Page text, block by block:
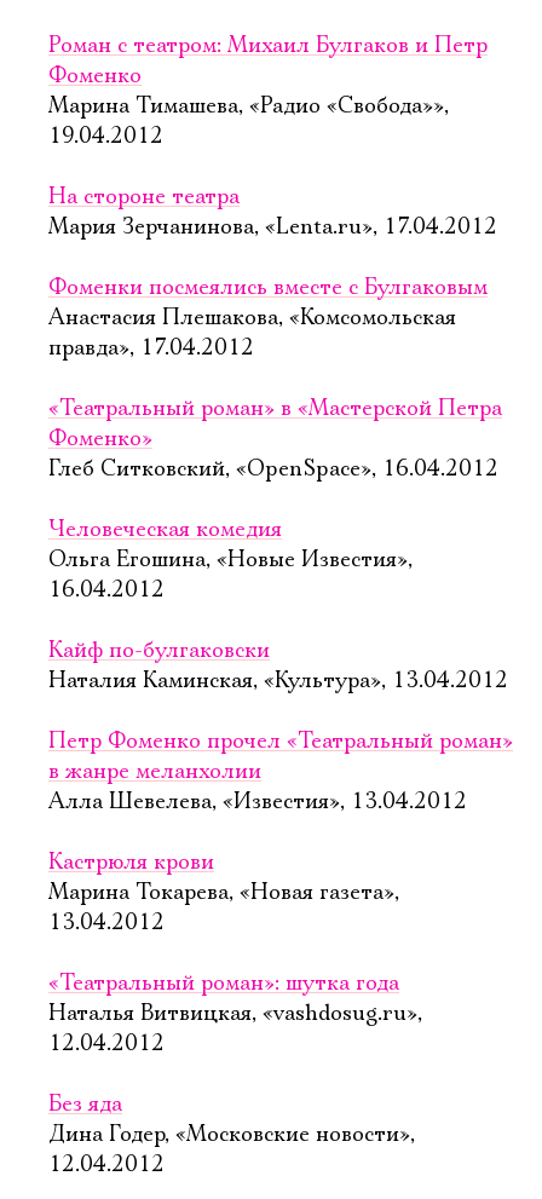
Роман с театром: Михаил Булгаков и Петр
Фоменко
Марина Тимашева, «Радио «Свобода»»,
19.04.2012
На стороне театра
Мария Зерчанинова, «Lenta.ru», 17.04.2012
Фоменки посмеялись вместе с Булгаковым
Анастасия Плешакова, «Комсомольская
правда», 17.04.2012
«Театральный роман» в «Мастерской Петра
Фоменко»
Глеб Ситковский, «OpenSpace», 16.04.2012
Человеческая комедия
Ольга Егошина, «Новые Известия»,
16.04.2012
Кайф по-булгаковски
Наталия Каминская, «Культура», 13.04.2012
Петр Фоменко прочел «Театральный роман»
в жанре меланхолии
Алла Шевелева, «Известия», 13.04.2012
Кастрюля крови
Марина Токарева, «Новая газета»,
13.04.2012
«Театральный роман»: шутка года
Наталья Витвицкая, «vashdosug.ru»,
12.04.2012
Без яда
Дина Годер, «Московские новости»,
12.04.2012